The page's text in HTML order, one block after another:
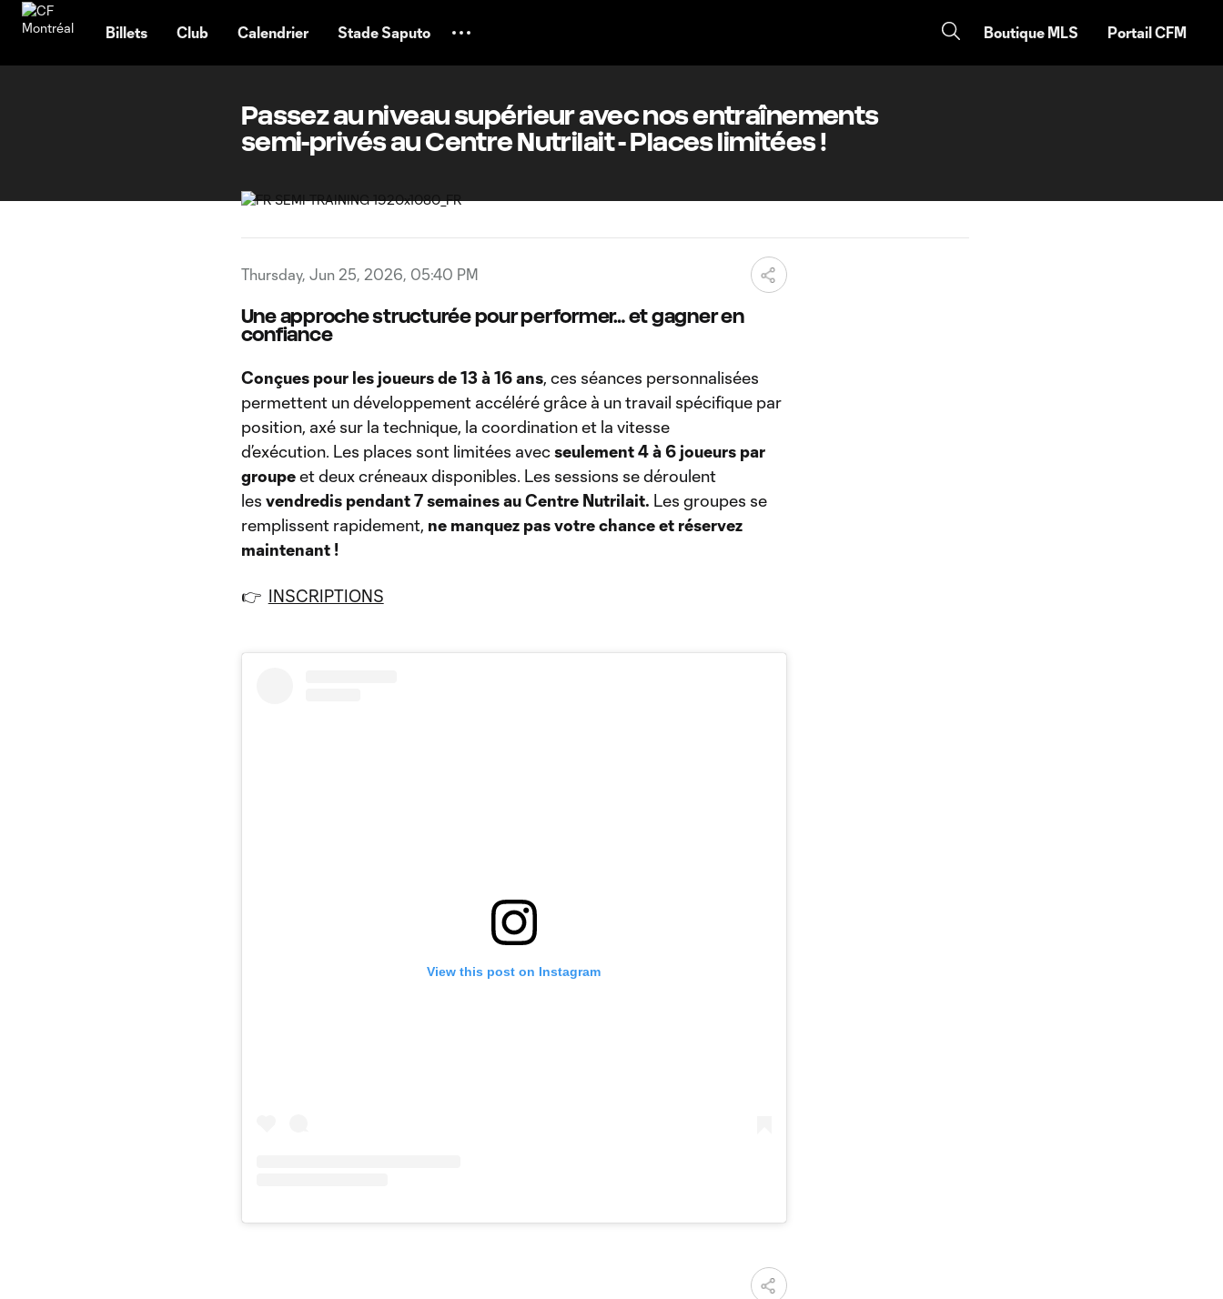
Billets Club Calendrier Stade Saputo Boutique MLS Portail CFM
Passez au niveau supérieur avec nos entraînements
semi-privés au Centre Nutrilait - Places limitées !
Thursday, Jun 25, 2026, 05:40 PM
Une approche structurée pour performer… et gagner en
confiance
Conçues pour les joueurs de 13 à 16 ans, ces séances personnalisées
permettent un développement accéléré grâce à un travail spécifique par
position, axé sur la technique, la coordination et la vitesse
d’exécution. Les places sont limitées avecseulement 4 à 6 joueurs par
groupeet deux créneaux disponibles. Les sessions se déroulent
les vendredis pendant 7 semaines au Centre Nutrilait. Les groupes se
remplissent rapidement, ne manquez pas votre chance et réservez
maintenant !
👉 INSCRIPTIONS
View this post on Instagram